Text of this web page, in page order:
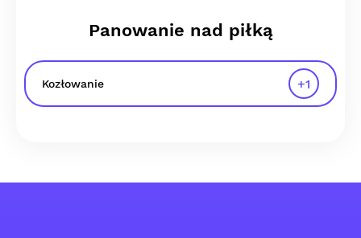
Panowanie nad piłką
Kozłowanie +1